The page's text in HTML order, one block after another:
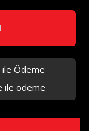
ile Ödeme
ile ödeme